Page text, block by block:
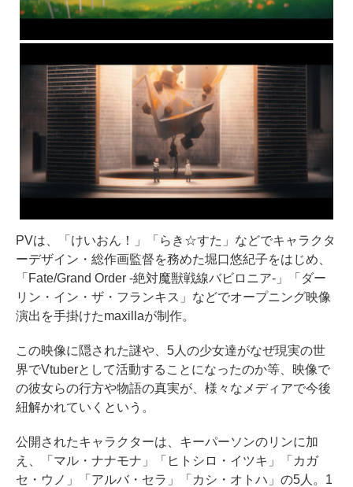
PVは、「けいおん！」「らき☆すた」などでキャラクタ
ーデザイン・総作画監督を務めた堀口悠紀子をはじめ、
「Fate/Grand Order -絶対魔獣戦線バビロニア-」「ダー
リン・イン・ザ・フランキス」などでオープニング映像
演出を手掛けたmaxillaが制作。
この映像に隠された謎や、5人の少女達がなぜ現実の世
界でVtuberとして活動することになったのか等、映像で
の彼女らの行方や物語の真実が、様々なメディアで今後
紐解かれていくという。
公開されたキャラクターは、キーパーソンのリンに加
え、「マル・ナナモナ」「ヒトシロ・イツキ」「カガ
セ・ウノ」「アルバ・セラ」「カシ・オトハ」の5人。1